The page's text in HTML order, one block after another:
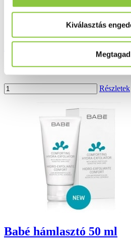
Kiválasztás
Megtagad
Babé öregedést gátló
8 639 Ft
Részletek
Babé hámlasztó 50 ml